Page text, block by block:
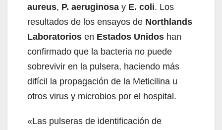
aureus, P. aeruginosa y E. coli. Los
resultados de los ensayos de Northlands
Laboratorios en Estados Unidos han
confirmado que la bacteria no puede
sobrevivir en la pulsera, haciendo más
difícil la propagación de la Meticilina u
otros virus y microbios por el hospital.
«Las pulseras de identificación de